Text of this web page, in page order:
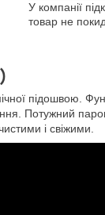
У компанії
товар не
підошвою.
Потужний
і свіжими.